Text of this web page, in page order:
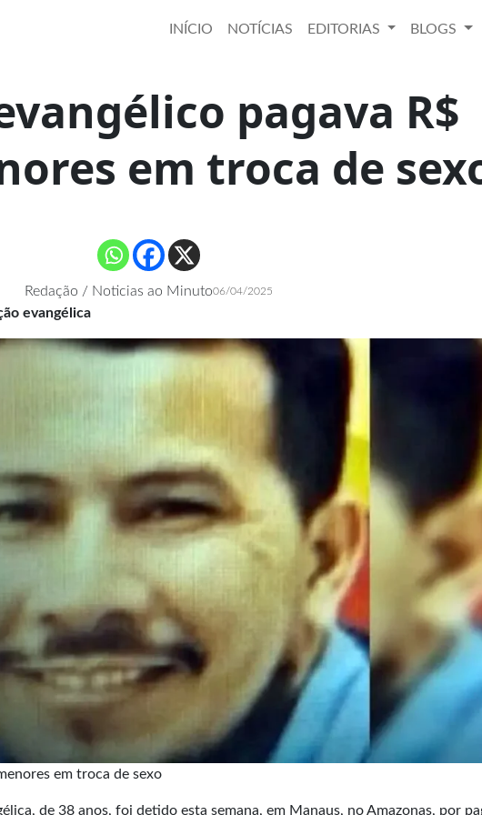
INÍCIO NOTÍCIAS EDITORIAS BLOGS
pagava R$
em troca de
Redação / Noticias ao Minuto06/04/2025
evangélica
em troca de sexo
de 38 anos, foi detido esta semana, em Manaus, no Amazonas, por